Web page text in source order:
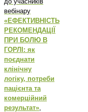
вебінару
«ЕФЕКТИВНІСТЬ
РЕКОМЕНДАЦІЇ
ПРИ БОЛЮ В
ГОРЛІ: як
поєднати
клінічну
логіку, потреби
пацієнта та
комерційний
результат»